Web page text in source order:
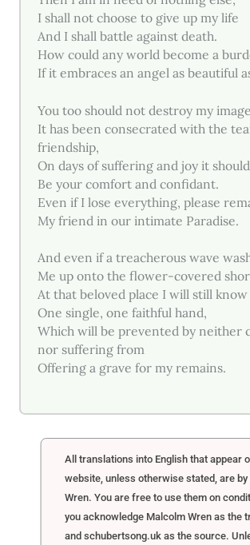
I shall not choose to give up my life
And I shall battle against death.
How could any world become a
If it embraces an angel as beautiful
You too should not destroy my
It has been consecrated with the
friendship,
On days of suffering and joy it should
Be your comfort and confidant.
Even if I lose everything, please
My friend in our intimate Paradise.
And even if a treacherous wave
Me up onto the flower-covered
At that beloved place I will still
One single, one faithful hand,
Which will be prevented by neither
nor suffering from
Offering a grave for my remains.
All translations into English that appear
website, unless otherwise stated, are
Wren. You are free to use them on
you acknowledge Malcolm Wren as the
and schubertsong.uk as the source.